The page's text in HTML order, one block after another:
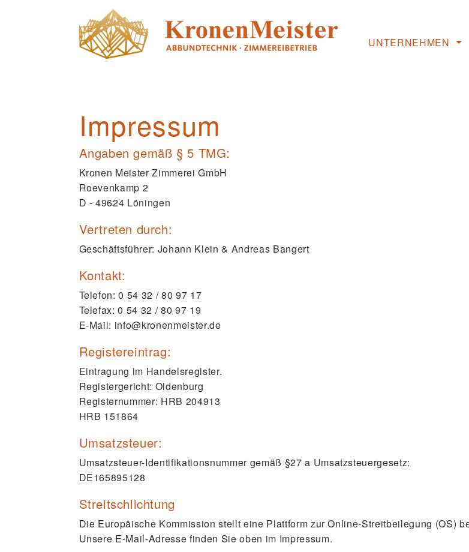
UNTERNEHMEN
Impressum
Angaben gemäß § 5 TMG:
Kronen Meister Zimmerei GmbH
Roevenkamp 2
D - 49624 Löningen
Vertreten durch:
Geschäftsführer: Johann Klein & Andreas Bangert
Kontakt:
Telefon: 0 54 32 / 80 97 17
Telefax: 0 54 32 / 80 97 19
E-Mail: info@kronenmeister.de
Registereintrag:
Eintragung im Handelsregister.
Registergericht: Oldenburg
Registernummer: HRB 204913
HRB 151864
Umsatzsteuer:
Umsatzsteuer-Identifikationsnummer gemäß §27 a Umsatzsteuergesetz:
DE165895128
Streitschlichtung
Die Europäische Kommission stellt eine Plattform zur Online-Streitbeilegung (OS)
Unsere E-Mail-Adresse finden Sie oben im Impressum.